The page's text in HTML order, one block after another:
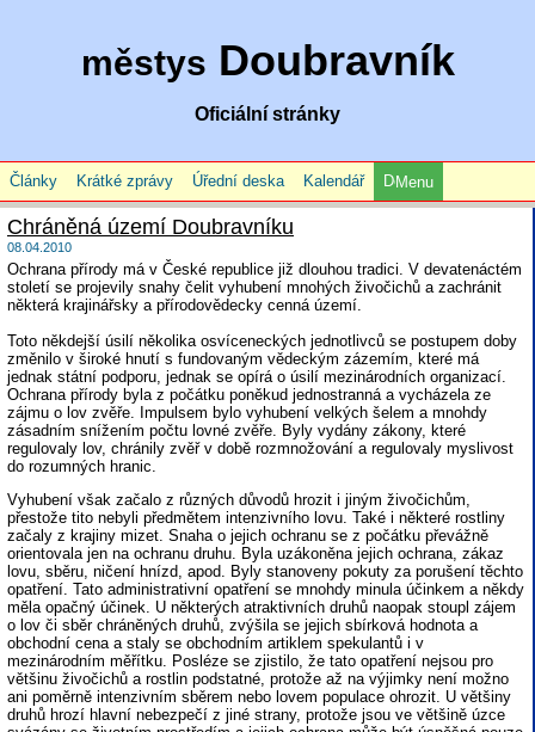
městys Doubravník
Oficiální stránky
Články Krátké zprávy Úřední deska Kalendář Menu
Chráněná území Doubravníku
08.04.2010
Ochrana přírody má v České republice již dlouhou tradici. V devatenáctém
století se projevily snahy čelit vyhubení mnohých živočichů a zachránit
některá krajinářsky a přírodovědecky cenná území.
Toto někdejší úsilí několika osvíceneckých jednotlivců se postupem doby
změnilo v široké hnutí s fundovaným vědeckým zázemím, které má
jednak státní podporu, jednak se opírá o úsilí mezinárodních organizací.
Ochrana přírody byla z počátku poněkud jednostranná a vycházela ze
zájmu o lov zvěře. Impulsem bylo vyhubení velkých šelem a mnohdy
zásadním snížením počtu lovné zvěře. Byly vydány zákony, které
regulovaly lov, chránily zvěř v době rozmnožování a regulovaly myslivost
do rozumných hranic.
Vyhubení však začalo z různých důvodů hrozit i jiným živočichům,
přestože tito nebyli předmětem intenzivního lovu. Také i některé rostliny
začaly z krajiny mizet. Snaha o jejich ochranu se z počátku převážně
orientovala jen na ochranu druhu. Byla uzákoněna jejich ochrana, zákaz
lovu, sběru, ničení hnízd, apod. Byly stanoveny pokuty za porušení těchto
opatření. Tato administrativní opatření se mnohdy minula účinkem a někdy
měla opačný účinek. U některých atraktivních druhů naopak stoupl zájem
o lov či sběr chráněných druhů, zvýšila se jejich sbírková hodnota a
obchodní cena a staly se obchodním artiklem spekulantů i v
mezinárodním měřítku. Posléze se zjistilo, že tato opatření nejsou pro
většinu živočichů a rostlin podstatné, protože až na výjimky není možno
ani poměrně intenzivním sběrem nebo lovem populace ohrozit. U většiny
druhů hrozí hlavní nebezpečí z jiné strany, protože jsou ve většině úzce